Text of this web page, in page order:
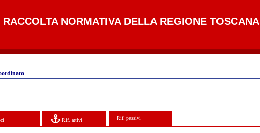
RACCOLTA NORMATIVA DELLA REGIONE TOSCANA
Rif. attivi Rif. passivi